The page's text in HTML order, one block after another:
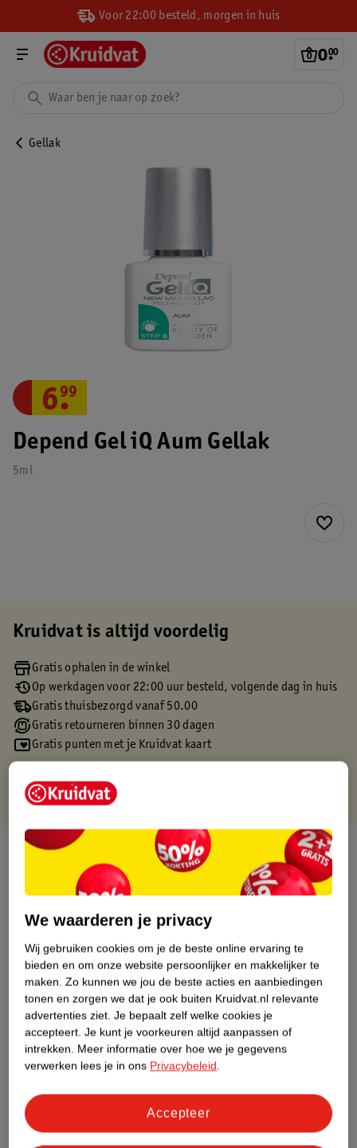
Voor 22:00 besteld, morgen in huis
0.
00
Gellak
Depend Gel iQ Aum Gellak
5ml
6.
99
Kruidvat is altijd voordelig
Gratis ophalen in de winkel
Op werkdagen voor 22:00 uur besteld, volgende dag in huis
Gratis thuisbezorgd vanaf 50.00
Gratis retourneren binnen 30 dagen
Gratis punten met je Kruidvat kaart
Over dit product
Productinformatie
Nature Impact Score
Dit product heeft (nog) geen Nature
Impact Score.
Meer informatie
Bestel & Bezorginformatie
We waarderen je privacy
Wij gebruiken cookies om je de beste online ervaring te
bieden en om onze website persoonlijker en makkelijker te
maken. Zo kunnen we jou de beste acties en aanbiedingen
tonen en zorgen we dat je ook buiten Kruidvat.nl relevante
advertenties ziet. Je bepaalt zelf welke cookies je
accepteert. Je kunt je voorkeuren altijd aanpassen of
intrekken. Meer informatie over hoe we je gegevens
verwerken lees je in ons Privacybeleid.
Accepteer